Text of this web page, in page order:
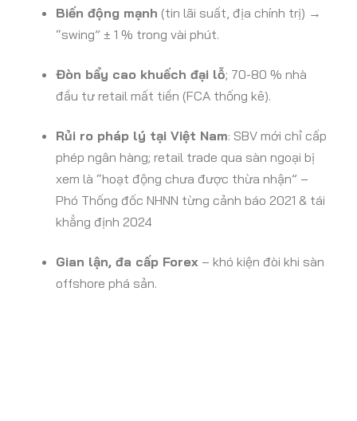
Biến động mạnh (tin lãi suất, địa chính trị) →
“swing” ± 1 % trong vài phút.
Đòn bẩy cao khuếch đại lỗ; 70-80 % nhà
đầu tư retail mất tiền (FCA thống kê).
Rủi ro pháp lý tại Việt Nam: SBV mới chỉ cấp
phép ngân hàng; retail trade qua sàn ngoại bị
xem là “hoạt động chưa được thừa nhận” –
Phó Thống đốc NHNN từng cảnh báo 2021 & tái
khẳng định 2024
Gian lận, đa cấp Forex – khó kiện đòi khi sàn
offshore phá sản.